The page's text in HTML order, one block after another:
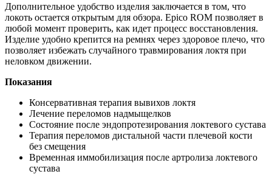
Дополнительное удобство изделия заключается в том, что
локоть остается открытым для обзора. Epico ROM позволяет в
любой момент проверить, как идет процесс восстановления.
Изделие удобно крепится на ремнях через здоровое плечо, что
позволяет избежать случайного травмирования локтя при
неловком движении.
Показания
Консервативная терапия вывихов локтя
Лечение переломов надмыщелков
Состояние после эндопротезирования локтевого сустава
Терапия переломов дистальной части плечевой кости
без смещения
Временная иммобилизация после артролиза локтевого
сустава